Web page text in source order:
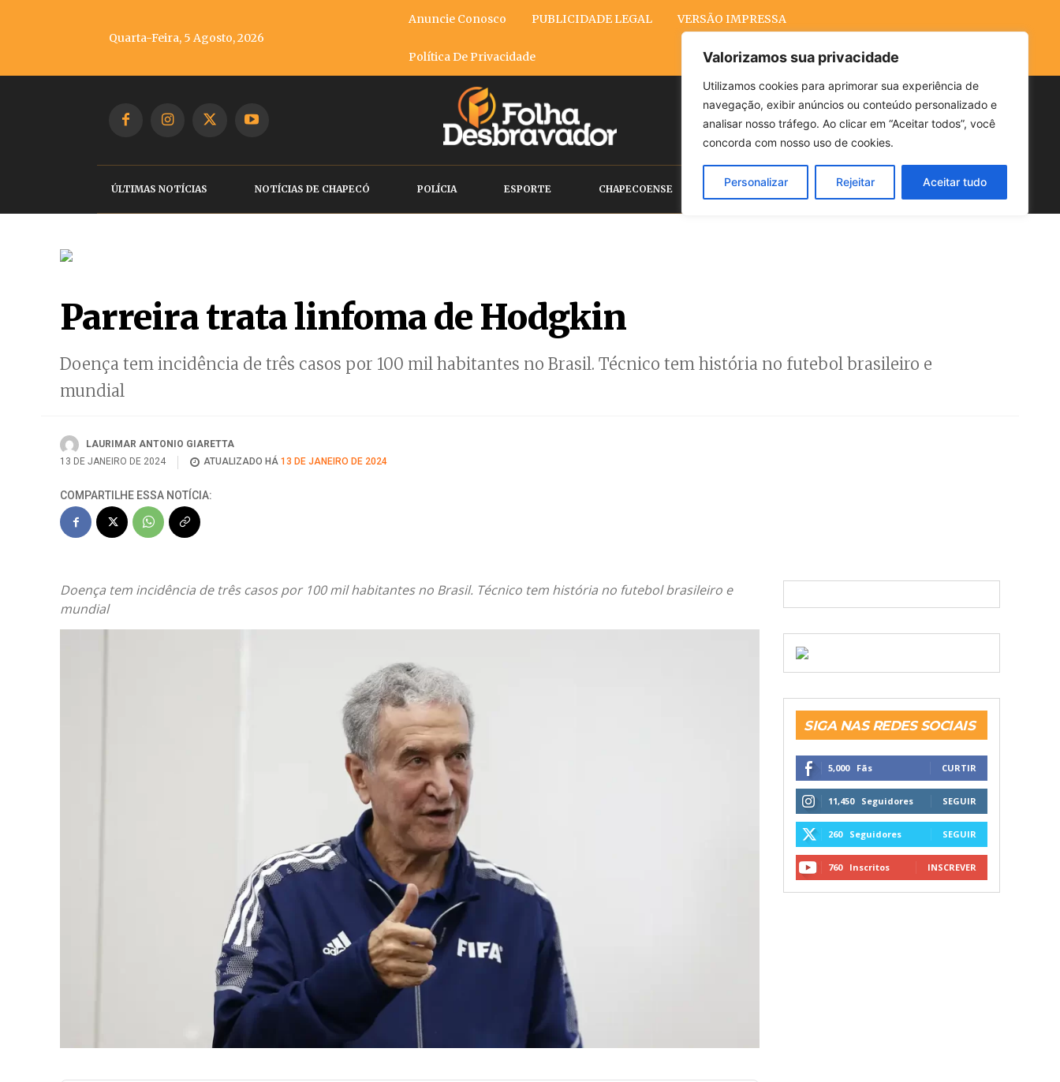
Valorizamos sua privacidade
Utilizamos cookies para aprimorar sua experiência de
navegação, exibir anúncios ou conteúdo personalizado e
analisar nosso tráfego. Ao clicar em “Aceitar todos”, você
concorda com nosso uso de cookies.
Personalizar Rejeitar Aceitar tudo
Quarta-Feira, 5 Agosto, 2026
Anuncie Conosco PUBLICIDADE LEGAL VERSÃO IMPRESSA
Política De Privacidade
Buscar
ÚLTIMAS NOTÍCIAS NOTÍCIAS DE CHAPECÓ POLÍCIA ESPORTE CHAPECOENSE POLÍTICA CLIMA ECONOMIA
Parreira trata linfoma de Hodgkin
Doença tem incidência de três casos por 100 mil habitantes no Brasil. Técnico tem história no futebol brasileiro e
mundial
LAURIMAR ANTONIO GIARETTA
13 DE JANEIRO DE 2024
ATUALIZADO HÁ 13 DE JANEIRO DE 2024
COMPARTILHE ESSA NOTÍCIA:
Doença tem incidência de três casos por 100 mil habitantes no Brasil. Técnico tem história no futebol brasileiro e
mundial
SIGA NAS REDES SOCIAIS
5,000 Fãs CURTIR
11,450 Seguidores SEGUIR
260 Seguidores SEGUIR
760 Inscritos INSCREVER